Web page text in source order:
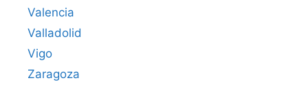
Valencia
Valladolid
Vigo
Zaragoza